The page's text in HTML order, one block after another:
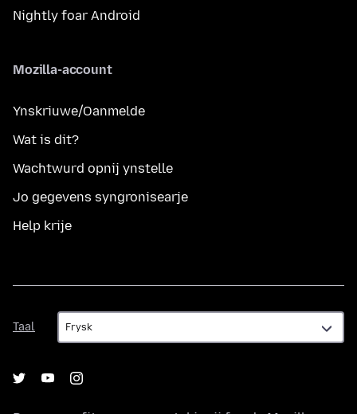
Nightly foar Android
Mozilla-account
Ynskriuwe/Oanmelde
Wat is dit?
Wachtwurd opnij ynstelle
Jo gegevens syngronisearje
Help krije
Taal
Taal